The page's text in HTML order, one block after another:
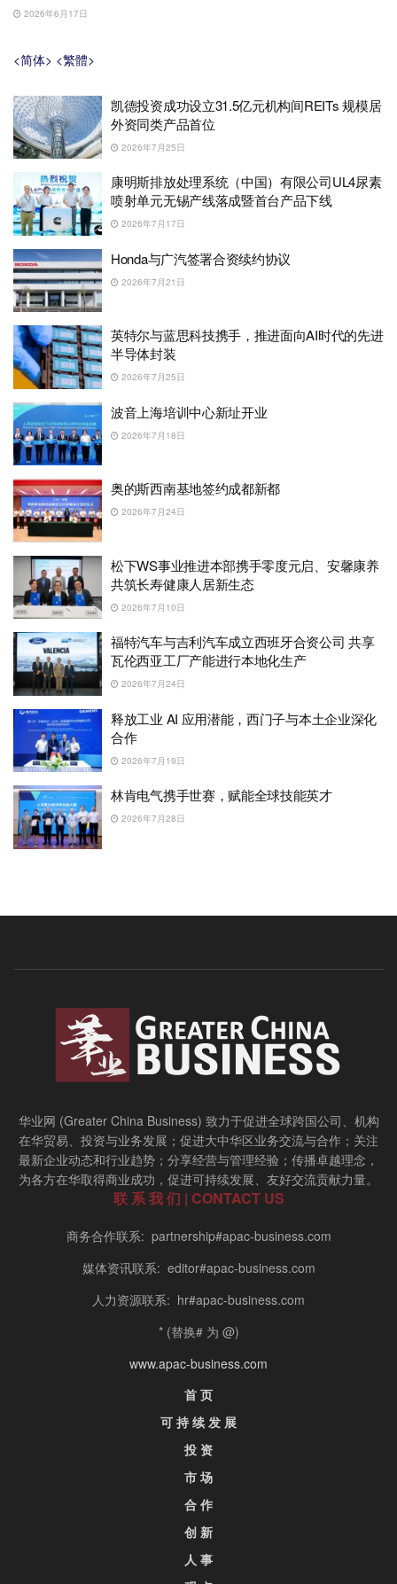
2026年6月17日
<简体> <繁體>
凯德投资成功设立31.5亿元机构间REITs 规模居
外资同类产品首位
2026年7月25日
康明斯排放处理系统（中国）有限公司UL4尿素
喷射单元无锡产线落成暨首台产品下线
2026年7月17日
Honda与广汽签署合资续约协议
2026年7月21日
英特尔与蓝思科技携手，推进面向AI时代的先进
半导体封装
2026年7月25日
波音上海培训中心新址开业
2026年7月18日
奥的斯西南基地签约成都新都
2026年7月24日
松下WS事业推进本部携手零度元启、安馨康养
共筑长寿健康人居新生态
2026年7月10日
福特汽车与吉利汽车成立西班牙合资公司 共享
瓦伦西亚工厂产能进行本地化生产
2026年7月24日
释放工业 AI 应用潜能，西门子与本土企业深化
合作
2026年7月19日
林肯电气携手世赛，赋能全球技能英才
2026年7月28日
华业网 (Greater China Business) 致力于促进全球跨国公司、机构
在华贸易、投资与业务发展；促进大中华区业务交流与合作；关注
最新企业动态和行业趋势；分享经营与管理经验；传播卓越理念，
为各方在华取得商业成功，促进可持续发展、友好交流贡献力量。
联 系 我 们 | CONTACT US
商务合作联系: partnership#apac-business.com
媒体资讯联系: editor#apac-business.com
人力资源联系: hr#apac-business.com
* (替换# 为 @)
www.apac-business.com
首 页
可 持 续 发 展
投 资
市 场
合 作
创 新
人 事